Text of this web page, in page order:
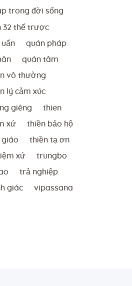
trong đời sống
32 thể trược
quán pháp
quán tâm
vô thường
lý cảm xúc
giêng thien
xứ thiền bảo hộ
giáo thiền tạ ơn
xứ trungbo
trả nghiệp
giác vipassana